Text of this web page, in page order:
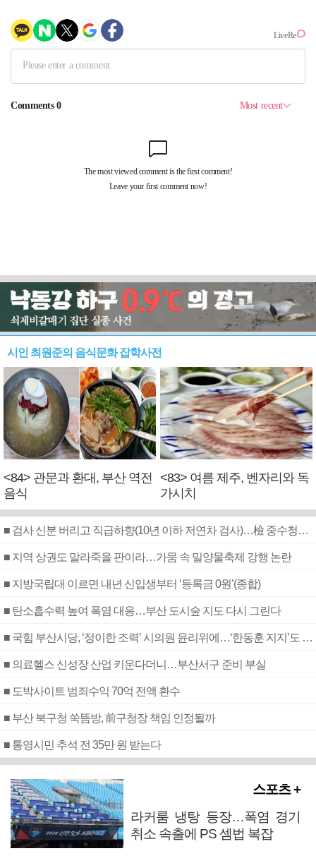
시인 최원준의 음식문화 잡학사전
<84> 관문과 환대, 부산 역전
음식
<83> 여름 제주, 벤자리와 독
가시치
■ 검사 신분 버리고 직급하향(10년 이하 저연차 검사)…檢 중수청행 기피
■ 지역 상권도 말라죽을 판이라…가뭄 속 밀양물축제 강행 논란
■ 지방국립대 이르면 내년 신입생부터 ‘등록금 0원’(종합)
■ 탄소흡수력 높여 폭염 대응…부산 도시숲 지도 다시 그린다
■ 국힘 부산시당, ‘정이한 조력’ 시의원 윤리위에…‘한동훈 지지’도 신고접수
■ 의료헬스 신성장 산업 키운다더니…부산서구 준비 부실
■ 도박사이트 범죄수익 70억 전액 환수
■ 부산 북구청 쑥뜸방, 前구청장 책임 인정될까
■ 통영시민 추석 전 35만 원 받는다
스포츠 +
라커룸 냉탕 등장…폭염 경기
취소 속출에 PS 셈법 복잡